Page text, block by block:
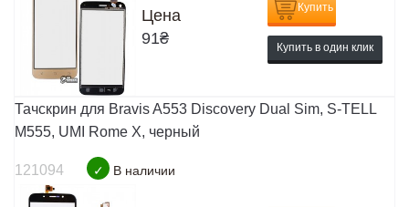
Цена
91₴
Купить
Купить в один клик
Тачскрин для Bravis A553 Discovery Dual Sim, S-TELL
M555, UMI Rome X, черный
121094 ✓ В наличии